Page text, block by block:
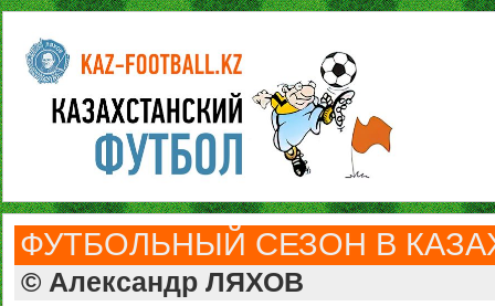
ФУТБОЛЬНЫЙ СЕЗОН В
© Александр ЛЯХОВ